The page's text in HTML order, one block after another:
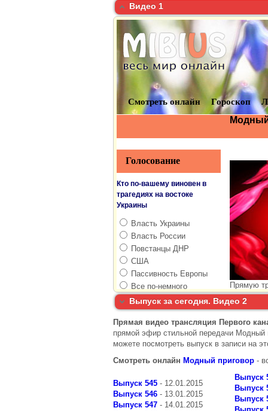
Видео 1
Выпуск за сегодня. Видео 2
Серия с другого источника
Прямая видео трансляция Первого
прямой эфир стильной передачи Модный
можете посмотреть выпуск в записи на
Смотреть онлайн Модный приговор -
Выпуск 545 - 12.01.2015
Выпуск 546 - 13.01.2015
Выпуск 547 - 14.01.2015
Выпуск
Выпуск
Выпуск